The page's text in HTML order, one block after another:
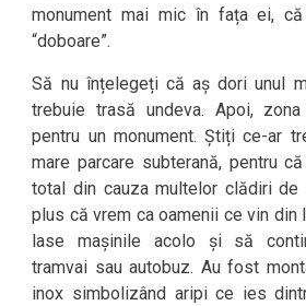
monument mai mic în fața ei,
“doboare”.
Să nu înțelegeți că aș dori unul
trebuie trasă undeva. Apoi,
pentru un monument. Știți ce-ar
mare parcare subterană, pentru
total din cauza multelor clădiri de
plus că vrem ca oamenii ce vin
lase mașinile acolo și să
tramvai sau autobuz. Au fost
inox simbolizând aripi ce ies